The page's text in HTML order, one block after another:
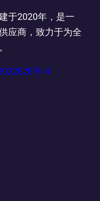
于2020年，是一
应商，致力于为全
号-4